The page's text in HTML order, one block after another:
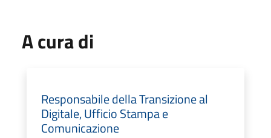
A cura di
Responsabile della Transizione al
Digitale, Ufficio Stampa e
Comunicazione